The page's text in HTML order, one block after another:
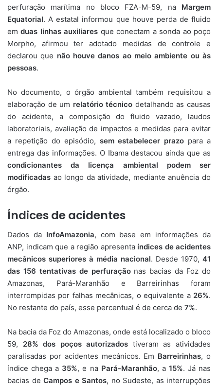
perfuração marítima no bloco FZA-M-59, na Margem
Equatorial. A estatal informou que houve perda de fluido
emduas linhas auxiliares que conectam a sonda ao poço
Morpho, afirmou ter adotado medidas de controle e
declarou que não houve danos ao meio ambiente ou às
pessoas.
No documento, o órgão ambiental também requisitou a
elaboração de um relatório técnico detalhando as causas
do acidente, a composição do fluido vazado, laudos
laboratoriais, avaliação de impactos e medidas para evitar
a repetição do episódio, sem estabelecer prazo para a
entrega das informações. O Ibama destacou ainda que as
condicionantes da licença ambiental podem ser
modificadas ao longo da atividade, mediante anuência do
órgão.
Índices de acidentes
Dados da InfoAmazonia, com base em informações da
ANP, indicam que a região apresenta índices de acidentes
mecânicos superiores à média nacional. Desde 1970, 41
das 156 tentativas de perfuraçãonas bacias da Foz do
Amazonas, Pará-Maranhão e Barreirinhas foram
interrompidas por falhas mecânicas, o equivalente a 26%.
No restante do país, esse percentual é de cerca de 7%.
Na bacia da Foz do Amazonas, onde está localizado o bloco
59, 28% dos poços autorizados tiveram as atividades
paralisadas por acidentes mecânicos. Em Barreirinhas, o
índice chega a 35%, e na Pará-Maranhão, a 15%. Já nas
bacias de Campos e Santos, no Sudeste, as interrupções